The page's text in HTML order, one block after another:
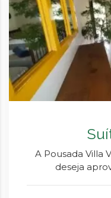
A Pousada Villa
deseja